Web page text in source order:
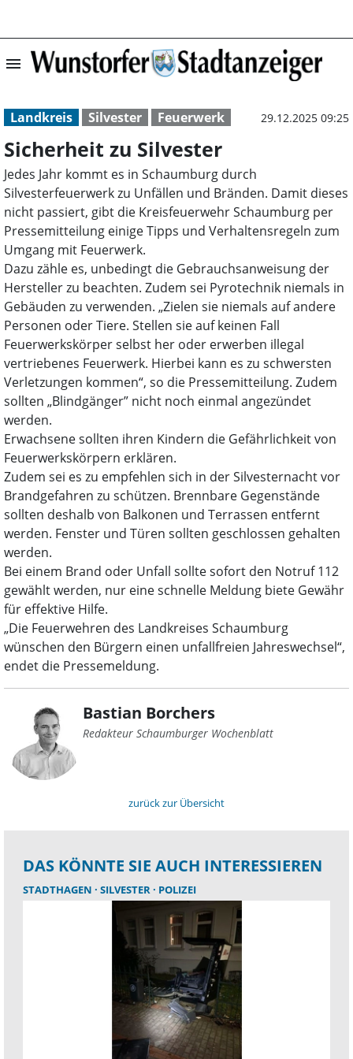
menu Sicherheit zu
Landkreis Silvester Feuerwerk 29.12.2025 09:25
Sicherheit zu Silvester
Jedes Jahr kommt es in Schaumburg durch
Silvesterfeuerwerk zu Unfällen und Bränden. Damit dieses
nicht passiert, gibt die Kreisfeuerwehr Schaumburg per
Pressemitteilung einige Tipps und Verhaltensregeln zum
Umgang mit Feuerwerk.
Dazu zähle es, unbedingt die Gebrauchsanweisung der
Hersteller zu beachten. Zudem sei Pyrotechnik niemals in
Gebäuden zu verwenden. „Zielen sie niemals auf andere
Personen oder Tiere. Stellen sie auf keinen Fall
Feuerwerkskörper selbst her oder erwerben illegal
vertriebenes Feuerwerk. Hierbei kann es zu schwersten
Verletzungen kommen“, so die Pressemitteilung. Zudem
sollten „Blindgänger” nicht noch einmal angezündet
werden.
Erwachsene sollten ihren Kindern die Gefährlichkeit von
Feuerwerkskörpern erklären.
Zudem sei es zu empfehlen sich in der Silvesternacht vor
Brandgefahren zu schützen. Brennbare Gegenstände
sollten deshalb von Balkonen und Terrassen entfernt
werden. Fenster und Türen sollten geschlossen gehalten
werden.
Bei einem Brand oder Unfall sollte sofort den Notruf 112
gewählt werden, nur eine schnelle Meldung biete Gewähr
für effektive Hilfe.
„Die Feuerwehren des Landkreises Schaumburg
wünschen den Bürgern einen unfallfreien Jahreswechsel“,
endet die Pressemeldung.
Bastian Borchers
Redakteur Schaumburger Wochenblatt
zurück zur Übersicht
DAS KÖNNTE SIE AUCH INTERESSIEREN
STADTHAGEN SILVESTER POLIZEI